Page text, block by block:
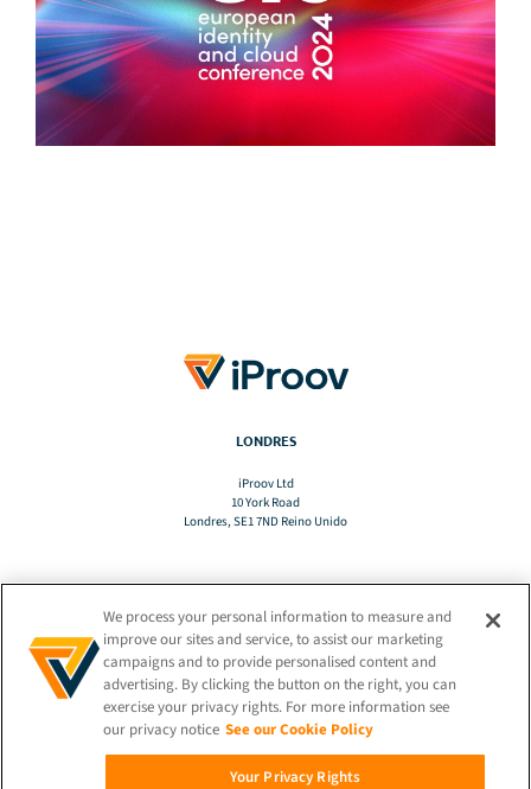
LONDRES
iProov Ltd
10 York Road
Londres, SE1 7ND Reino Unido
TRADUCIR
ES
MANTENTE CONECTADO
We process your personal information to measure and
improve our sites and service, to assist our marketing
campaigns and to provide personalised content and
advertising. By clicking the button on the right, you can
exercise your privacy rights. For more information see
our privacy notice See our Cookie Policy
Your Privacy Rights